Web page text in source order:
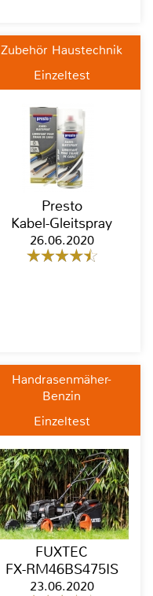
Zubehör Haustechnik
Einzeltest
Presto
Kabel-Gleitspray
26.06.2020
Handrasenmäher-
Benzin
Einzeltest
FUXTEC
FX-RM46BS475IS
23.06.2020